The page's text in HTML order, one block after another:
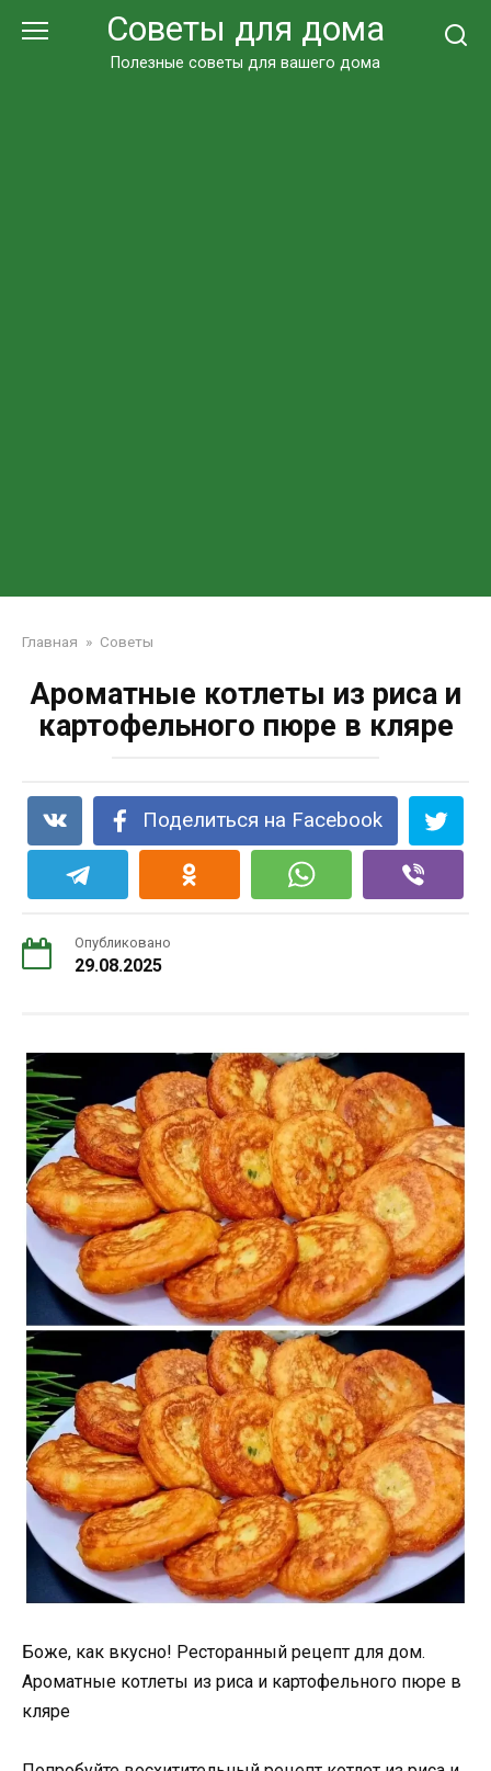
Советы для дома
Полезные советы для вашего дома
Главная » Советы
Ароматные котлеты из риса и
картофельного пюре в кляре
Поделиться на Facebook
Опубликовано
29.08.2025
Боже, как вкусно! Ресторанный рецепт для дом.
Ароматные котлеты из риса и картофельного пюре в
кляре